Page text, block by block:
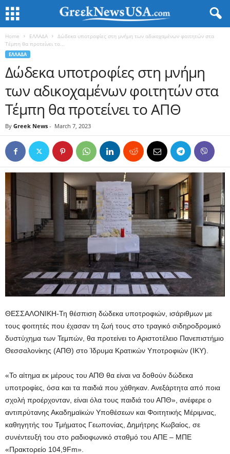
Home ΕΛΛΑΔΑ
Δώδεκα υποτροφίες στη μνήμη των αδικοχαμένων φοιτητών στα
Τέμπη θα προτείνει το...
ΕΛΛΑΔΑ
Δώδεκα υποτροφίες στη μνήμη
των αδικοχαμένων φοιτητών στα
Τέμπη θα προτείνει το ΑΠΘ
By Greek News - March 7, 2023
ΘΕΣΣΑΛΟΝΙΚΗ-Τη θέσπιση δώδεκα υποτροφιών, ισάριθμων με
τους φοιτητές που έχασαν τη ζωή τους στο τραγικό σιδηροδρομικό
δυστύχημα των Τεμπών, θα προτείνει το Αριστοτέλειο Πανεπιστήμιο
Θεσσαλονίκης (ΑΠΘ) στο Ίδρυμα Κρατικών Υποτροφιών (ΙΚΥ).
«Το αίτημα εκ μέρους του ΑΠΘ θα είναι να δοθούν δώδεκα
υποτροφίες, όσα και τα παιδιά που χάθηκαν. Ανεξάρτητα από ποια
σχολή προέρχονταν, είναι όλα τους παιδιά του ΑΠΘ», ανέφερε ο
αντιπρύτανης Ακαδημαϊκών Υποθέσεων και Φοιτητικής Μέριμνας,
καθηγητής του Τμήματος Γεωπονίας, Δημήτρης Κωβαίος, σε
συνέντευξή του στο ραδιοφωνικό σταθμό του ΑΠΕ – ΜΠΕ
«Πρακτορείο 104,9Fm».